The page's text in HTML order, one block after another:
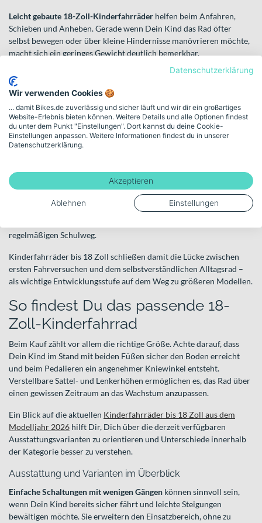
Leicht gebaute 18-Zoll-Kinderfahrräder helfen beim Anfahren,
Schieben und Anheben. Gerade wenn Dein Kind das Rad öfter
selbst bewegen oder über kleine Hindernisse manövrieren möchte,
macht sich ein geringes Gewicht deutlich bemerkbar.
Abgrenzung zu kleineren und größeren Rädern
Wenn Dein Kind gerade erst beginnt, Balance zu halten, können
Laufrädereine sinnvolle Alternative sein. Sie verzichten auf Pedale
und fördern gezielt das Gleichgewicht, bevor der Umstieg auf ein
Fahrrad erfolgt.
Für noch jüngere Kinder, die maximale Stabilität brauchen, sind
der erste Kontakt mit einem eigenen Fahrzeug.
Sobald Dein Kind sicher fährt und mehr Beinlänge mitbringt,
Kinderfahrräder 20 - 24 Zollinfrage. Sie bieten mehr
regelmäßigen Schulweg.
Kinderfahrräder bis 18 Zoll schließen damit die Lücke zwischen
ersten Fahrversuchen und dem selbstverständlichen Alltagsrad –
als wichtige Entwicklungsstufe auf dem Weg zu größeren Modellen.
So findest Du das passende 18-
Zoll-Kinderfahrrad
Beim Kauf zählt vor allem die richtige Größe. Achte darauf, dass
Dein Kind im Stand mit beiden Füßen sicher den Boden erreicht
und beim Pedalieren ein angenehmer Kniewinkel entsteht.
Verstellbare Sattel- und Lenkerhöhen ermöglichen es, das Rad über
einen gewissen Zeitraum an das Wachstum anzupassen.
Ein Blick auf die aktuellen Kinderfahrräder bis 18 Zoll aus dem
Modelljahr 2026 hilft Dir, Dich über die derzeit verfügbaren
Ausstattungsvarianten zu orientieren und Unterschiede innerhalb
der Kategorie besser zu verstehen.
Ausstattung und Varianten im Überblick
Einfache Schaltungen mit wenigen Gängen können sinnvoll sein,
wenn Dein Kind bereits sicher fährt und leichte Steigungen
bewältigen möchte. Sie erweitern den Einsatzbereich, ohne zu
Datenschutzerklärung
Wir verwenden Cookies 🍪
... damit Bikes.de zuverlässig und sicher läuft und wir dir ein großartiges
Website-Erlebnis bieten können. Weitere Details und alle Optionen findest
du unter dem Punkt "Einstellungen". Dort kannst du deine Cookie-
Einstellungen anpassen. Weitere Informationen findest du in unserer
Datenschutzerklärung.
Akzeptieren
Ablehnen Einstellungen